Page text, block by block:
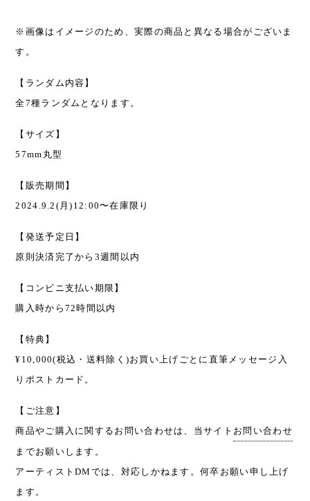
※画像はイメージのため、実際の商品と異なる場合がございま
す。
【ランダム内容】
全7種ランダムとなります。
【サイズ】
57mm丸型
【販売期間】
2024.9.2(月)12:00〜在庫限り
【発送予定日】
原則決済完了から3週間以内
【コンビニ支払い期限】
購入時から72時間以内
【特典】
¥10,000(税込・送料除く)お買い上げごとに直筆メッセージ入
りポストカード。
【ご注意】
商品やご購入に関するお問い合わせは、当サイト お問い合わせ
までお願いします。
アーティストDMでは、対応しかねます。何卒お願い申し上げ
ます。